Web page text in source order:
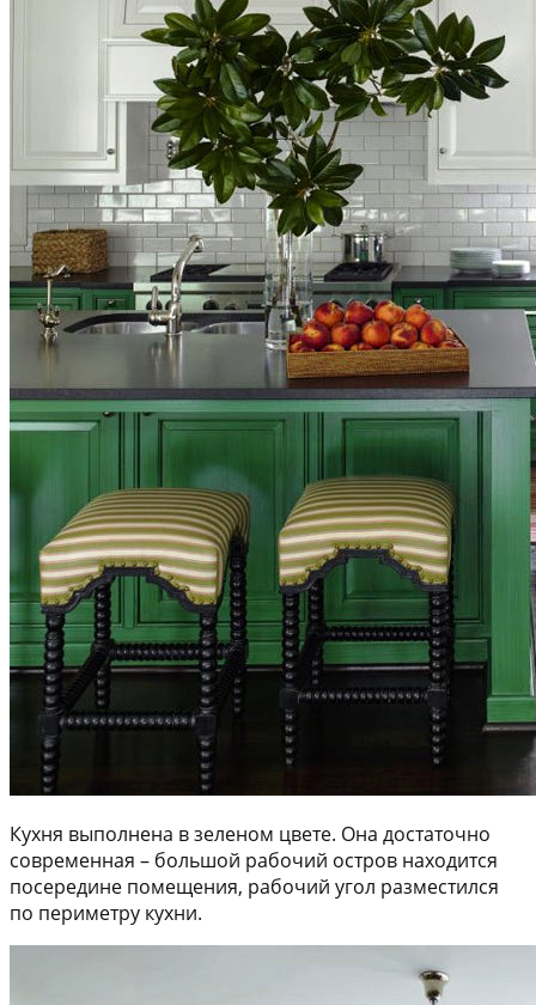
Кухня выполнена в зеленом цвете. Она достаточно
современная – большой рабочий остров находится
посередине помещения, рабочий угол разместился
по периметру кухни.